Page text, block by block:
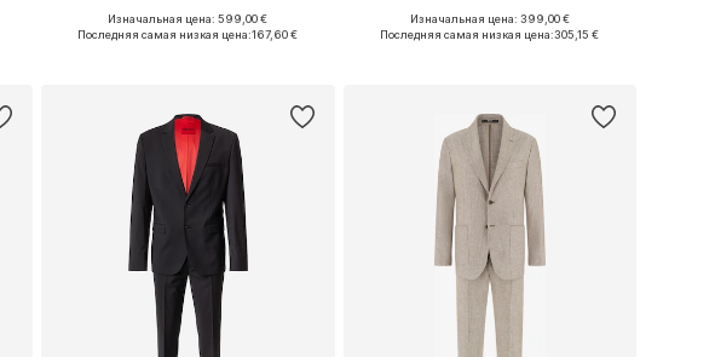
Доступно множество размеров
Изначальная цена: 599,00 €
Последняя самая низкая цена:167,60 €
Доступные размеры: 46, 48, 50, 52, 54, 56
Изначальная цена: 399,00 €
Последняя самая низкая цена:305,15 €